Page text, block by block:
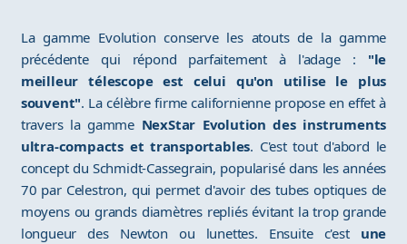
La gamme Evolution conserve les atouts de la gamme
précédente qui répond parfaitement à l'adage : "le
meilleur télescope est celui qu'on utilise le plus
souvent". La célèbre firme californienne propose en effet à
travers la gamme NexStar Evolution des instruments
ultra-compacts et transportables. C'est tout d'abord le
concept du Schmidt-Cassegrain, popularisé dans les années
70 par Celestron, qui permet d'avoir des tubes optiques de
moyens ou grands diamètres repliés évitant la trop grande
longueur des Newton ou lunettes. Ensuite c'est une